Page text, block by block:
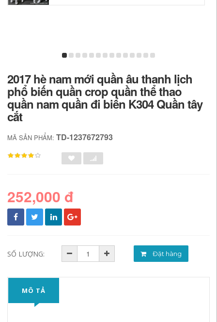
2017 hè nam mới quần âu thanh lịch
phổ biến quần crop quần thể thao
quần nam quần đi biển K304 Quần tây
cắt
MÃ SẢN PHẨM: TD-1237672793
252,000 đ
SỐ LƯỢNG: Đặt hàng
MÔ TẢ